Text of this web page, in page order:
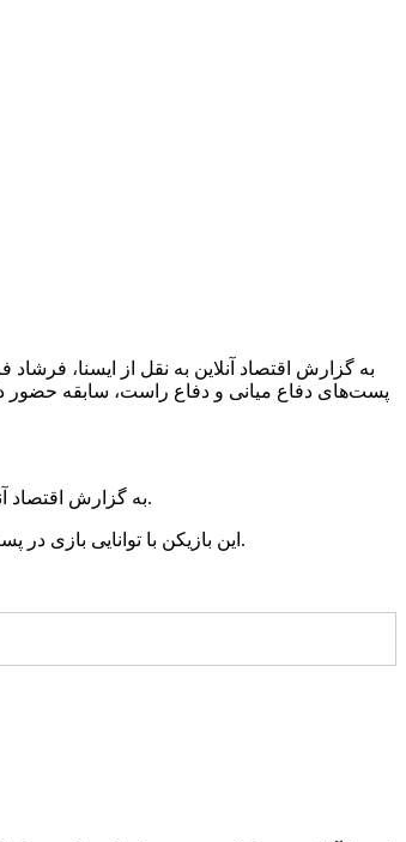
به گزارش اقتصاد آنلاین به نقل از ایسنا،
به گزارش اقتصاد آنلاین به نقل از ایسنا، فرشاد فرجی، مدافع باتجربه فوتبال ایران با امضای قراردادی رسمی و به مدت سه فصل، به جمع شاگردان دراگان اسکوچیچ اضافه شد.
این بازیکن با توانایی بازی در پست‌های دفاع میانی و دفاع راست، سابقه حضور در تیم‌های راه‌آهن، صنعت نفت، سایپا، خونه‌به‌خونه، نساجی، شهر خودرو و پرسپولیس را در کارنامه خود دارد.